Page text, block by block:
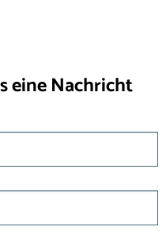
eine Nachricht